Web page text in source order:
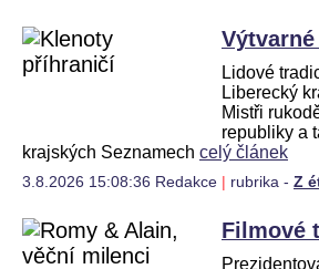
Lidové
Liberecký
Mistři
republiky a
krajských Seznamech celý článek
3.8.2026 15:08:36 Redakce rubrika - Z
Filmové